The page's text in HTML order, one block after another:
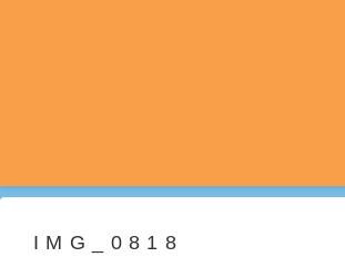
IMG_0818